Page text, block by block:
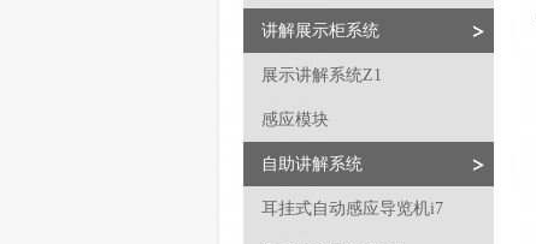
讲解展示柜系统
展示讲解系统Z1
感应模块
自助讲解系统
耳挂式自动感应导览机i7